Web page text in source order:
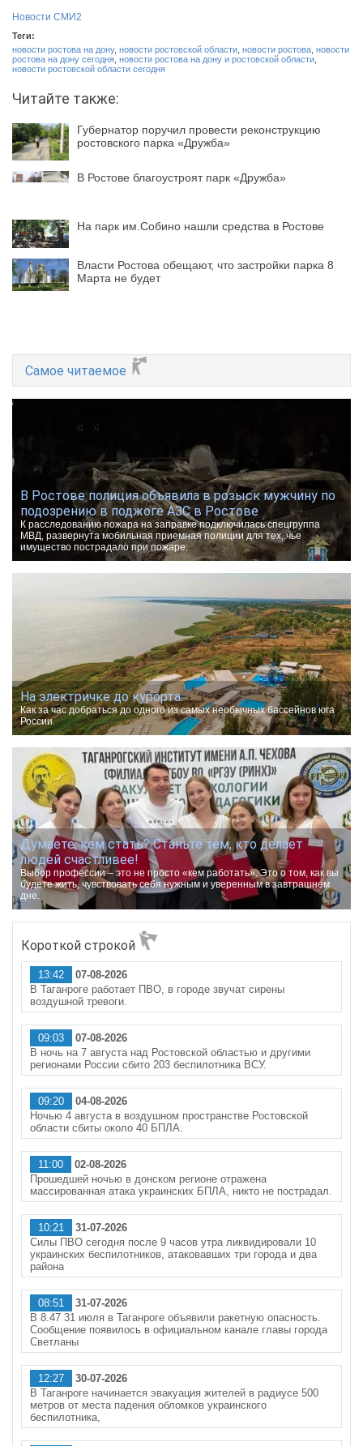
Новости СМИ2
Теги:
новости ростова на дону, новости ростовской области новости ростова новости
ростова на дону сегодня новости ростова на дону и ростовской области
новости ростовской области сегодня
Читайте также:
Губернатор поручил провести реконструкцию
ростовского парка «Дружба»
В Ростове благоустроят парк «Дружба»
На парк им.Собино нашли средства в Ростове
Власти Ростова обещают, что застройки парка 8
Марта не будет
Самое читаемое
В Ростове полиция объявила в розыск мужчину по
подозрению в поджоге АЗС в Ростове
К расследованию пожара на заправке подключилась спецгруппа
МВД, развернута мобильная приемная полиции для тех, чье
имущество пострадало при пожаре.
На электричке до курорта.
Как за час добраться до одного из самых необычных бассейнов юга
России.
Думаете, кем стать? Станьте тем, кто делает
людей счастливее!
Выбор профессии – это не просто «кем работать». Это о том, как вы
будете жить, чувствовать себя нужным и уверенным в завтрашнем
дне.
Короткой строкой
13:42
07-08-2026
В Таганроге работает ПВО, в городе звучат сирены
воздушной тревоги.
09:03
07-08-2026
В ночь на 7 августа над Ростовской областью и другими
регионами России сбито 203 беспилотника ВСУ.
09:20
04-08-2026
Ночью 4 августа в воздушном пространстве Ростовской
области сбиты около 40 БПЛА.
11:00
02-08-2026
Прошедшей ночью в донском регионе отражена
массированная атака украинских БПЛА, никто не пострадал.
10:21
31-07-2026
Силы ПВО сегодня после 9 часов утра ликвидировали 10
украинских беспилотников, атаковавших три города и два
района
08:51
31-07-2026
В 8.47 31 июля в Таганроге объявили ракетную опасность.
Сообщение появилось в официальном канале главы города
Светланы
12:27
30-07-2026
В Таганроге начинается эвакуация жителей в радиусе 500
метров от места падения обломков украинского
беспилотника,